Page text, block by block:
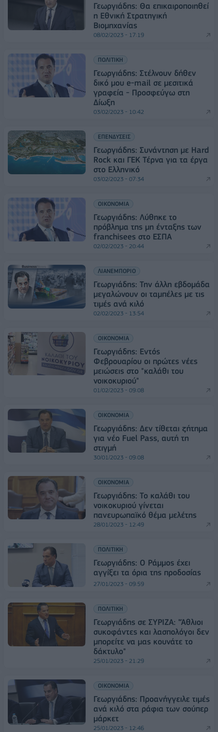
Γεωργιάδης: Θα επικαιροποιηθεί
η Εθνική Στρατηγική
Βιομηχανίας
08/02/2023 - 17:19
ΠΟΛΙΤΙΚΗ
Γεωργιάδης: Στέλνουν δήθεν
δικό μου e-mail σε μεσιτικά
γραφεία - Προσφεύγω στη
Δίωξη
03/02/2023 - 10:42
ΕΠΕΝΔΥΣΕΙΣ
Γεωργιάδης: Συνάντηση με Hard
Rock και ΓΕΚ Τέρνα για τα έργα
στο Ελληνικό
03/02/2023 - 07:34
ΟΙΚΟΝΟΜΙΑ
Γεωργιάδης: Λύθηκε το
πρόβλημα της μη ένταξης των
franchisees στο ΕΣΠΑ
02/02/2023 - 20:44
ΛΙΑΝΕΜΠΟΡΙΟ
Γεωργιάδης: Την άλλη εβδομάδα
μεγαλώνουν οι ταμπέλες με τις
τιμές ανά κιλό
02/02/2023 - 13:54
ΟΙΚΟΝΟΜΙΑ
Γεωργιάδης: Εντός
Φεβρουαρίου οι πρώτες νέες
μειώσεις στο "καλάθι του
νοικοκυριού"
01/02/2023 - 09:08
ΟΙΚΟΝΟΜΙΑ
Γεωργιάδης: Δεν τίθεται ζήτημα
για νέο Fuel Pass, αυτή τη
στιγμή
30/01/2023 - 09:08
ΟΙΚΟΝΟΜΙΑ
Γεωργιάδης: Το καλάθι του
νοικοκυριού γίνεται
πανευρωπαϊκό θέμα μελέτης
28/01/2023 - 12:49
ΠΟΛΙΤΙΚΗ
Γεωργιάδης: Ο Ράμμος έχει
αγγίξει τα όρια της προδοσίας
27/01/2023 - 09:59
ΠΟΛΙΤΙΚΗ
Γεωργιάδης σε ΣΥΡΙΖΑ: "Άθλιοι
συκοφάντες και λασπολόγοι δεν
μπορείτε να μας κουνάτε το
δάκτυλο"
25/01/2023 - 21:29
ΟΙΚΟΝΟΜΙΑ
Γεωργιάδης: Προανήγγειλε τιμές
ανά κιλό στα ράφια των σούπερ
μάρκετ
25/01/2023 - 12:46